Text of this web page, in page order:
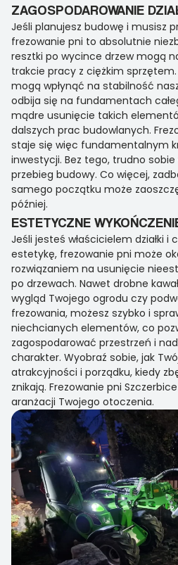
ZAGOSPODAROWANIE
Jeśli planujesz budowę i musisz
frezowanie pni to absolutnie
resztki po wycince drzew mogą
trakcie pracy z ciężkim sprzętem.
mogą wpłynąć na stabilność
odbija się na fundamentach
mądre usunięcie takich
dalszych prac budowlanych.
staje się więc fundamentalnym
inwestycji. Bez tego, trudno sobie
przebieg budowy. Co więcej,
samego początku może
później.
ESTETYCZNE
Jeśli jesteś właścicielem działki i
estetykę, frezowanie pni może
rozwiązaniem na usunięcie
po drzewach. Nawet drobne
wygląd Twojego ogrodu czy
frezowania, możesz szybko i
niechcianych elementów, co
zagospodarować przestrzeń i
charakter. Wyobraź sobie, jak
atrakcyjności i porządku, kiedy
znikają. Frezowanie pni
aranżacji Twojego otoczenia.